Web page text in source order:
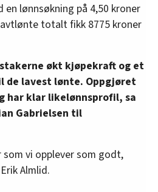
en lønnsøkning på 4,50 kroner
totalt fikk 8775 kroner
økt kjøpekraft og et
de lavest lønte. Oppgjøret
har klar likelønnsprofil, sa
Gabrielsen til
vi opplever som godt,
Almlid.